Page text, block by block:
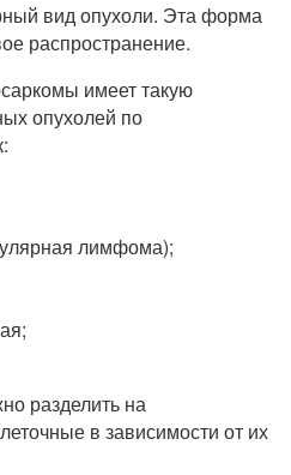
вид опухоли. Эта форма
распространение.
имеет такую
опухолей по
лимфома);
разделить на
в зависимости от их